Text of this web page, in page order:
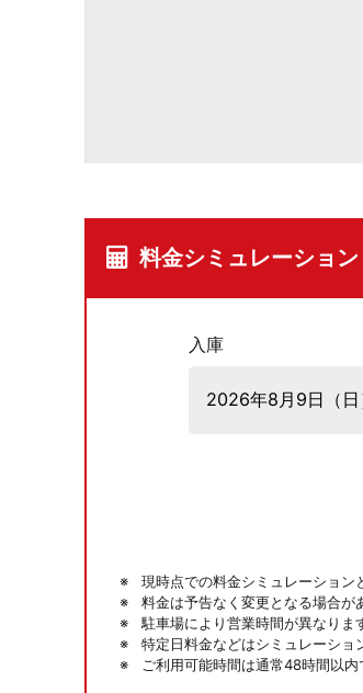
料金シミュレーション
入庫
現時点での料金シミュレーション
料金は予告なく変更となる場合が
駐車場により営業時間が異なりま
特定日料金などはシミュレーショ
ご利用可能時間は通常48時間以